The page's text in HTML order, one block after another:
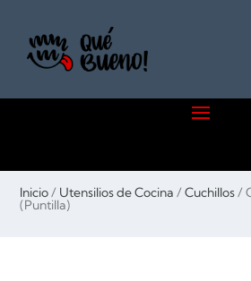
Inicio/ Utensilios de Cocina /Cuchillos/
(Puntilla)